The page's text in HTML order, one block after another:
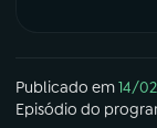
Publicado em14/
Episódio do